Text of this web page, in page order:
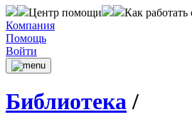
Центр помощи Как работать
Компания
Помощь
Войти
Библиотека/